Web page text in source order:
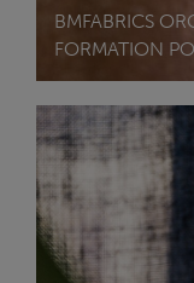
BMFABRICS
FORMATION